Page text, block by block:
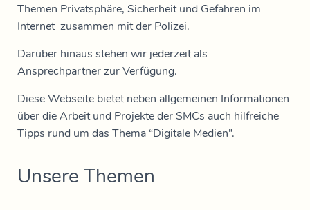
Themen Privatsphäre, Sicherheit und Gefahren im
Internet zusammen mit der Polizei.
Darüber hinaus stehen wir jederzeit als
Ansprechpartner zur Verfügung.
Diese Webseite bietet neben allgemeinen Informationen
über die Arbeit und Projekte der SMCs auch hilfreiche
Tipps rund um das Thema “Digitale Medien”.
Unsere Themen